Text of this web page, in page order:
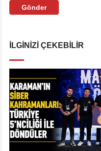
Gönder
İLGINIZI ÇEKEBILIR